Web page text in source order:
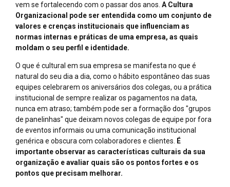
vem se fortalecendo com o passar dos anos. A Cultura
Organizacional pode ser entendida como um conjunto de
valores e crenças institucionais que influenciam as
normas internas e práticas de uma empresa, as quais
moldam o seu perfil e identidade.
O que é cultural em sua empresa se manifesta no que é
natural do seu dia a dia, como o hábito espontâneo das suas
equipes celebrarem os aniversários dos colegas, ou a prática
institucional de sempre realizar os pagamentos na data,
nunca em atraso; também pode ser a formação dos "grupos
de panelinhas" que deixam novos colegas de equipe por fora
de eventos informais ou uma comunicação institucional
genérica e obscura com colaboradores e clientes.
É
importante observar as características culturais da sua
organização e avaliar quais são os pontos fortes e os
pontos que precisam melhorar.